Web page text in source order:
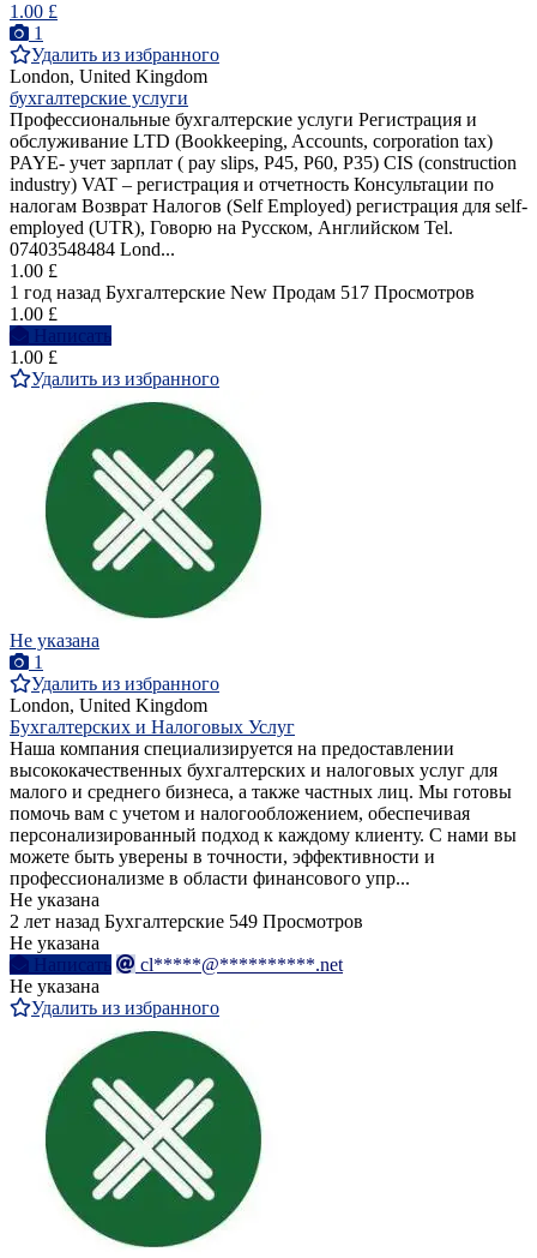
1.00 £
1
Удалить из избранного
London, United Kingdom
бухгалтерские услуги
Профессиональные бухгалтерские услуги Регистрация и
обслуживание LTD (Bookkeeping, Accounts, corporation tax)
PAYE- учет зарплат ( pay slips, P45, P60, P35) CIS (construction
industry) VAT – регистрация и отчетность Консультации по
налогам Возврат Налогов (Self Employed) регистрация для self-
employed (UTR), Говорю на Pусcком, Английском Tel.
07403548484 Lond...
1.00 £
1 год назад Бухгалтерские New Продам 517 Просмотров
1.00 £
Написать
1.00 £
Удалить из избранного
Не указана
1
Удалить из избранного
London, United Kingdom
Бухгалтерских и Налоговых Услуг
Наша компания специализируется на предоставлении
высококачественных бухгалтерских и налоговых услуг для
малого и среднего бизнеса, а также частных лиц. Мы готовы
помочь вам с учетом и налогообложением, обеспечивая
персонализированный подход к каждому клиенту. С нами вы
можете быть уверены в точности, эффективности и
профессионализме в области финансового упр...
Не указана
2 лет назад Бухгалтерские 549 Просмотров
Не указана
Написать
cl*****@**********.net
Не указана
Удалить из избранного